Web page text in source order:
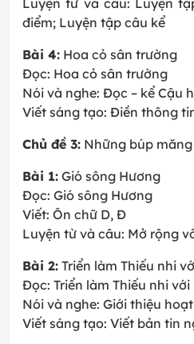
Luyện từ và câu: Luyện
điểm; Luyện tập câu kể
Bài 4: Hoa cỏ sân trường
Đọc: Hoa cỏ sân trường
Nói và nghe: Đọc – kể Cậu
Viết sáng tạo: Điền thông
Chủ đề 3: Những búp
Bài 1: Gió sông Hương
Đọc: Gió sông Hương
Viết: Ôn chữ D, Đ
Luyện từ và câu: Mở rộng
Bài 2: Triển làm Thiếu nhi
Đọc: Triển làm Thiếu nhi
Nói và nghe: Giới thiệu
Viết sáng tạo: Viết bản tin